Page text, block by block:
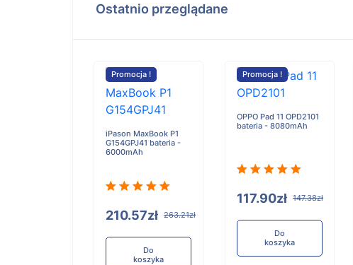
Ostatnio przeglądane
Promocja !
iPason MaxBook P1
G154GPJ41 bateria -
6000mAh
210.57zł 263.21zł
Do
koszyka
Promocja !
OPPO Pad 11 OPD2101
bateria - 8080mAh
117.90zł 147.38zł
Do
koszyka